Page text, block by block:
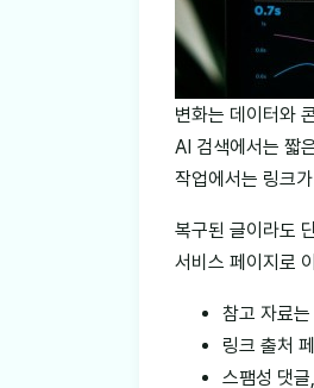
변화는 데이터와
AI 검색에서는 짧
작업에서는 링크
복구된 글이라도
서비스 페이지로
참고 자료
링크 출처
스팸성 댓